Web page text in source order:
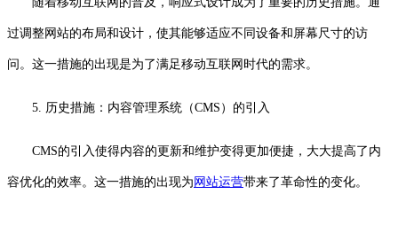
过调整网站的布局和设计，使其能够适应不同设备和屏幕尺寸的访
问。这一措施的出现是为了满足移动互联网时代的需求。
5. 历史措施：内容管理系统（CMS）的引入
CMS的引入使得内容的更新和维护变得更加便捷，大大提高了内
容优化的效率。这一措施的出现为 网站运营带来了革命性的变化。